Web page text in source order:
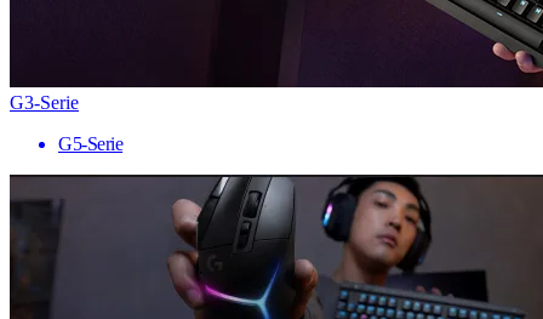
G3-Serie
G5-Serie